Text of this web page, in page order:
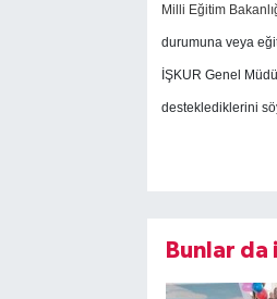
Milli Eğitim
durumuna veya
İŞKUR Genel
desteklediklerini
Bunlar